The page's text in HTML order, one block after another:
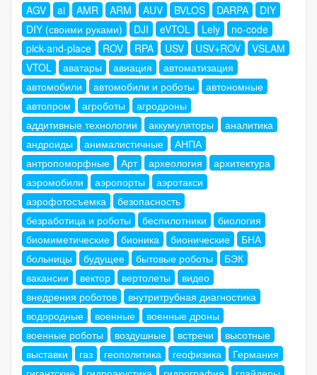
AGV ai AMR ARM AUV BVLOS DARPA
DIY
DIY (своими руками)
DJI eVTOL Lely
no-code
pick-and-place
ROV RPA USV USV+ROV
VSLAM
VTOL
аватары авиация
автоматизация
автомобили
автомобили и роботы
автономные
автопром
агроботы
агродроны
аддитивные технологии
аккумуляторы
аналитика
андроиды
анималистичные
АНПА
антропоморфные
Арт археология
архитектура
аэромобили
аэропорты
аэротакси
аэрофотосъемка
безопасность
безработица и роботы
беспилотники
биология
биомиметические
бионика бионические
БНА
больницы
будущее бытовые роботы
БЭК
вакансии
вектор вертолеты
видео
внедрения роботов
внутритрубная диагностика
водородные
военные
военные дроны
военные роботы
воздушные встречи
высотные
выставки
газ геополитика геофизика
Германия